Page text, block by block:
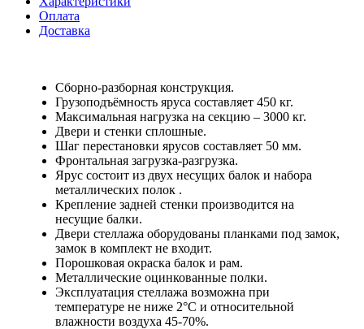
Оплата
Доставка
Сборно-разборная конструкция.
Грузоподъёмность яруса составляет 450 кг.
Максимальная нагрузка на секцию – 3000 кг.
Двери и стенки сплошные.
Шаг перестановки ярусов составляет 50 мм.
Фронтальная загрузка-разгрузка.
Ярус состоит из двух несущих балок и набора
металлических полок .
Крепление задней стенки производится на
несущие балки.
Двери стеллажа оборудованы планками под замок,
замок в комплект не входит.
Порошковая окраска балок и рам.
Металлические оцинкованные полки.
Эксплуатация стеллажа возможна при
температуре не ниже 2°С и относительной
влажности воздуха 45-70%.